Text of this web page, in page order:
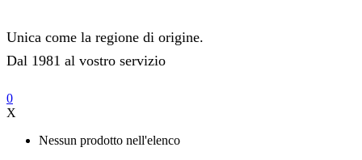
Unica come la regione di origine.
Dal 1981 al vostro servizio
0
X
Nessun prodotto nell'elenco